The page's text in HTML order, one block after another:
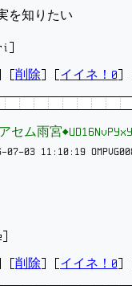
を知りたい
削除 イイネ！0
アセム雨宮◆UD16NvPYxY
07-03 11:10:19
削除 イイネ！0